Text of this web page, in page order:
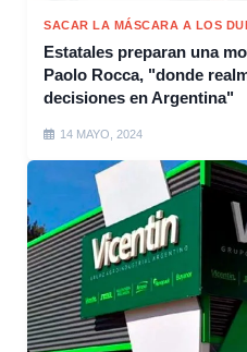
SACAR LA MÁSCARA A LOS
Estatales preparan una
Paolo Rocca, "donde
decisiones en Argentina"
14 MAYO, 2024